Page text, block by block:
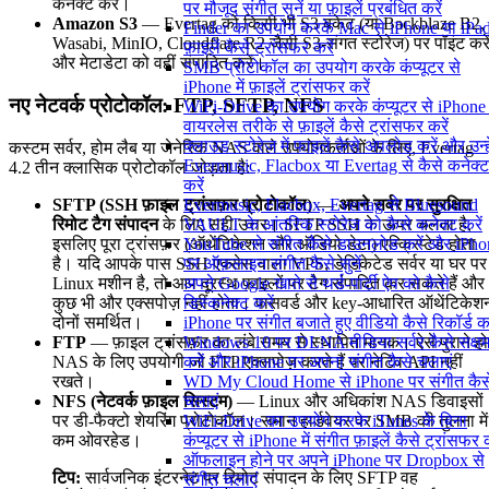
पर मौजूद संगीत सुनें या फ़ाइलें प्रबंधित करें
Finder का उपयोग करके Mac से iPhone या
फ़ाइलें कैसे ट्रांसफर करें
SMB प्रोटोकॉल का उपयोग करके कंप्यूटर से
iPhone में फ़ाइलें ट्रांसफर करें
WiFi-Drive का उपयोग करके कंप्यूटर से iPhone
वायरलेस तरीके से फ़ाइलें कैसे ट्रांसफर करें
क्लाउड स्टोरेज में फाइलें कैसे अपलोड करें और
Evermusic, Flacbox या Evertag से कैसे कनेक्ट
करें
Evermusic, Flacbox, Evertag से Bluesound
VAULT के आंतरिक स्टोरेज को कैसे कनेक्ट करें
YouTube से संगीत कैसे डाउनलोड करें और
पर ऑफ़लाइन संगीत कैसे सुनें
अपने Google खाते से थर्ड-पार्टी ऐप को कैसे
डिस्कनेक्ट करें
iPhone पर संगीत बजाते हुए वीडियो कैसे रिकॉर्ड
Windows 10 पर DLNA मीडिया सर्वर कैसे सक्षम
करें और iPhone पर अपना संगीत कैसे चलाएं
WD My Cloud Home से iPhone पर संगीत
चलाएं
WiFi-Drive का उपयोग करके iTunes के बिना
कंप्यूटर से iPhone में संगीत फ़ाइलें कैसे ट्रांसफर
ऑफलाइन होने पर अपने iPhone पर Dropbox से
संगीत चलाएं
कनेक्ट करें।
Amazon S3 — Evertag को किसी भी S3 बकेट (या Backblaze B2,
Wasabi, MinIO, Cloudflare R2 जैसी S3-संगत स्टोरेज) पर पॉइंट करें
और मेटाडेटा को वहीं संपादित करें।
नए नेटवर्क प्रोटोकॉल: FTP, SFTP, NFS
कस्टम सर्वर, होम लैब या जेनेरिक NAS वाले उपयोगकर्ताओं के लिए, Evertag
4.2 तीन क्लासिक प्रोटोकॉल जोड़ता है:
SFTP (SSH फ़ाइल ट्रांसफ़र प्रोटोकॉल)—अपने सर्वर पर सुरक्षित
रिमोट टैग संपादनके लिए सही उत्तर। SFTP SSH के ऊपर चलता है,
इसलिए पूरा ट्रांसफ़र (ऑथेंटिकेशन और ऑडियो डेटा) एन्क्रिप्टेड होता
है। यदि आपके पास SSH एक्सेस वाला VPS, डेडिकेटेड सर्वर या घर पर
Linux मशीन है, तो आप दूरस्थ फ़ाइलों पर टैग संपादित कर सकते हैं और
कुछ भी और एक्सपोज़ नहीं होता। पासवर्ड और key-आधारित
दोनों समर्थित।
FTP — फ़ाइल ट्रांसफ़र का लंबे समय से स्थापित मानक। ऐसे पुराने
NAS के लिए उपयोगी जो FTP एक्सपोज़ करते हैं पर नेटिव API नहीं
रखते।
NFS (नेटवर्क फ़ाइल सिस्टम) — Linux और अधिकांश NAS डिवाइसों
पर डी-फैक्टो शेयरिंग प्रोटोकॉल। समान हार्डवेयर पर SMB की तुलना में
कम ओवरहेड।
टिप: सार्वजनिक इंटरनेट पर रिमोट संपादन के लिए SFTP वह